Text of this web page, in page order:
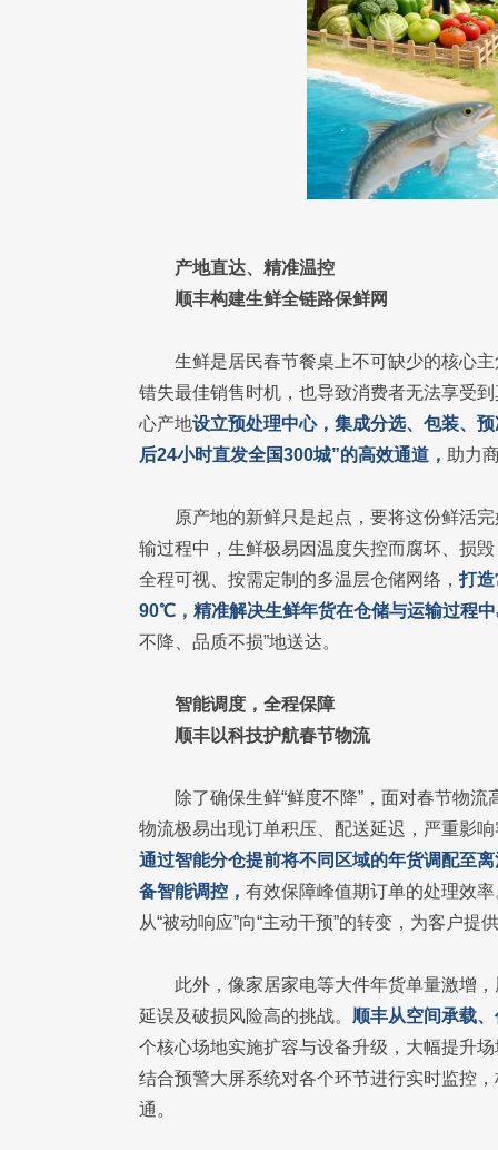
产地直达、精准温控
顺丰构建生鲜全链路保鲜网
生鲜是居民春节餐桌上不可缺少的核心
错失最佳销售时机，也导致消费者无法享受
心产地设立预处理中心，集成分选、包装、
后24小时直发全国300城”的高效通道， 助力
原产地的新鲜只是起点，要将这份鲜活
输过程中，生鲜极易因温度失控而腐坏、损
全程可视、按需定制的多温层仓储网络， 打
90℃，精准解决生鲜年货在仓储与运输过程
不降、品质不损”地送达。
智能调度，全程保障
顺丰以科技护航春节物流
除了确保生鲜“鲜度不降”，面对春节物
物流极易出现订单积压、配送延迟，严重影
通过智能分仓提前将不同区域的年货调配至
备智能调控， 有效保障峰值期订单的处理效
从“被动响应”向“主动干预”的转变，为客户
此外，像家居家电等大件年货单量激增
延误及破损风险高的挑战。 顺丰从空间承载
个核心场地实施扩容与设备升级，大幅提升
结合预警大屏系统对各个环节进行实时监控
通。